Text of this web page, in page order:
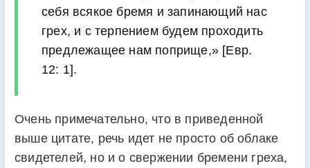
себя всякое бремя и запинающий нас
гpex, и с терпением будем проходить
предлежащее нам поприще,» [Евр.
12: 1].
Очень примечательно, что в приведенной
выше цитате, речь идет не просто об облаке
свидетелей, но и о свержении бремени греха,